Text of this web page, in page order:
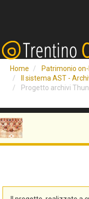
Home
Patrimonio
Il sistema AST -
Progetto archivi Thun